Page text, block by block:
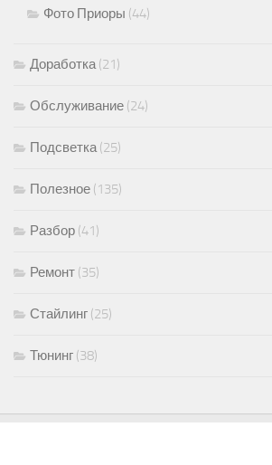
Фото Приоры (44)
Доработка(21)
Обслуживание (24)
Подсветка(25)
Полезное (135)
Разбор (41)
Ремонт (35)
Стайлинг (25)
Тюнинг (38)